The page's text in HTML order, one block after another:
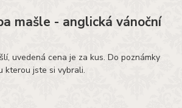
mašle - anglická vánoční
uvedená cena je za kus. Do poznámky
kterou jste si vybrali.